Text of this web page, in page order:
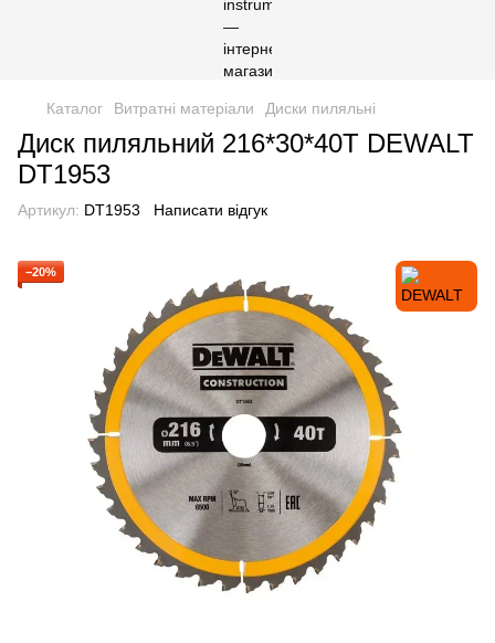
Каталог Витратні матеріали Диски пиляльні
Диск пиляльний 216*30*40T DEWALT
DT1953
Артикул: DT1953 Написати відгук
−20%